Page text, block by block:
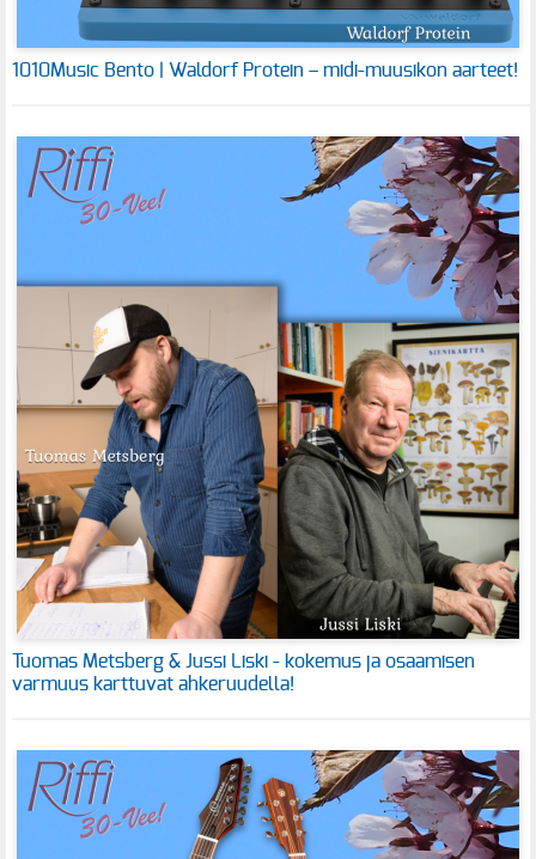
1010Music Bento | Waldorf Protein – midi-muusikon aarteet!
Tuomas Metsberg & Jussi Liski - kokemus ja osaamisen
varmuus karttuvat ahkeruudella!